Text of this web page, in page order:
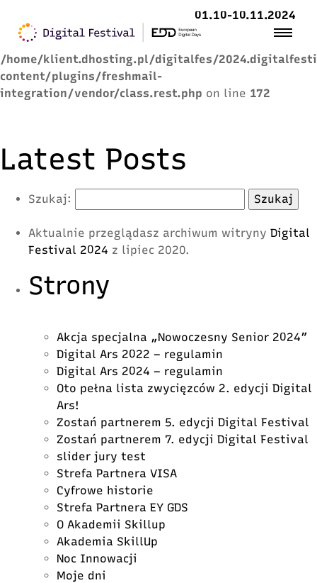
Warning : Trying to access array offset on value of
type null in
/home/klient.dhosting.pl/digitalfes/
content/plugins/freshmail-
integration/vendor/class.rest.php on line 172
01.10-10.11.2024
Latest Posts
Szukaj:
Aktualnie przeglądasz archiwum witryny Digital
Festival 2024 z lipiec 2020.
Strony
Akcja specjalna „Nowoczesny Senior 2024”
Digital Ars 2022 – regulamin
Digital Ars 2024 – regulamin
Oto pełna lista zwycięzców 2. edycji Digital
Ars!
Zostań partnerem 5. edycji Digital Festival
Zostań partnerem 7. edycji Digital Festival
slider jury test
Strefa Partnera VISA
Cyfrowe historie
Strefa Partnera EY GDS
O Akademii Skillup
Akademia SkillUp
Noc Innowacji
Moje dni